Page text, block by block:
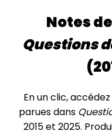
Notes
Questions
En un clic,
parues dans
2015 et 2025.